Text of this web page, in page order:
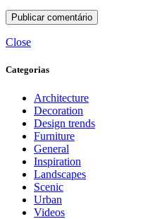
Close
Categorias
Architecture
Decoration
Design trends
Furniture
General
Inspiration
Landscapes
Scenic
Urban
Videos